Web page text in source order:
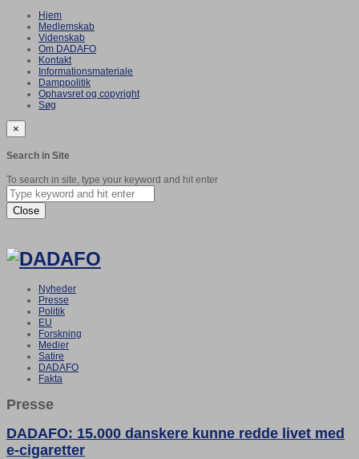
Hjem
Medlemskab
Videnskab
Om DADAFO
Kontakt
Informationsmateriale
Damppolitik
Ophavsret og copyright
Søg
×
Search in Site
To search in site, type your keyword and hit enter
Close
Nyheder
Presse
Politik
EU
Forskning
Medier
Satire
DADAFO
Fakta
Presse
DADAFO: 15.000 danskere kunne redde livet med
e-cigaretter